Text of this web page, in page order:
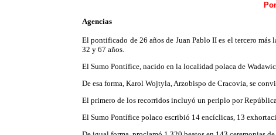
Agencias
El pontificado de 26 años de Juan Pablo II es el tercero
32 y 67 años.
El Sumo Pontífice, nacido en la localidad polaca de
De esa forma, Karol Wojtyla, Arzobispo de Cracovia, se
El primero de los recorridos incluyó un periplo por
El Sumo Pontífice polaco escribió 14 encíclicas, 13